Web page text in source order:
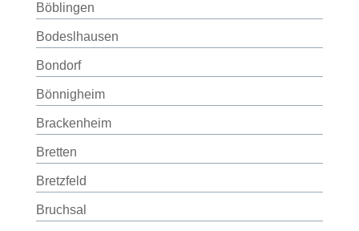
Böblingen
Bodeslhausen
Bondorf
Bönnigheim
Brackenheim
Bretten
Bretzfeld
Bruchsal